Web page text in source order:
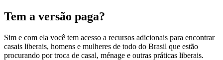
Tem a versão paga?
Sim e com ela você tem acesso a recursos adicionais para encontrar
casais liberais, homens e mulheres de todo do Brasil que estão
procurando por troca de casal, ménage e outras práticas liberais.